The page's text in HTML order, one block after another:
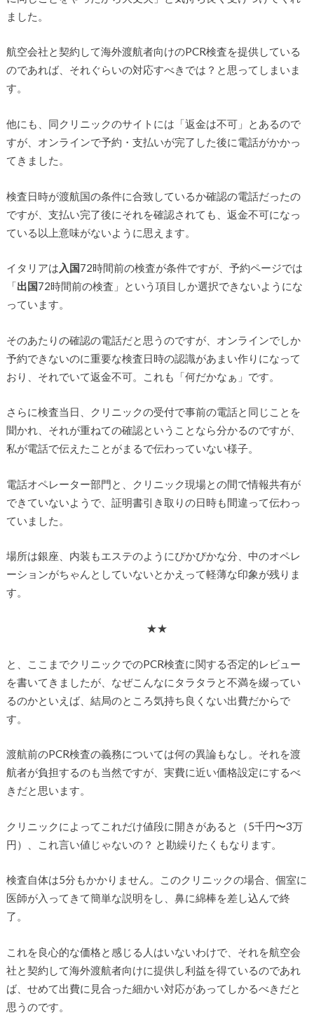
ました。
航空会社と契約して海外渡航者向けのPCR検査を提供している
のであれば、それぐらいの対応すべきでは？と思ってしまいま
す。
他にも、同クリニックのサイトには「返金は不可」とあるので
すが、オンラインで予約・支払いが完了した後に電話がかかっ
てきました。
検査日時が渡航国の条件に合致しているか確認の電話だったの
ですが、支払い完了後にそれを確認されても、返金不可になっ
ている以上意味がないように思えます。
イタリアは 入国72時間前の検査が条件ですが、予約ページでは
「出国72時間前の検査」という項目しか選択できないようにな
っています。
そのあたりの確認の電話だと思うのですが、オンラインでしか
予約できないのに重要な検査日時の認識があまい作りになって
おり、それでいて返金不可。これも「何だかなぁ」です。
さらに検査当日、クリニックの受付で事前の電話と同じことを
聞かれ、それが重ねての確認ということなら分かるのですが、
私が電話で伝えたことがまるで伝わっていない様子。
電話オペレーター部門と、クリニック現場との間で情報共有が
できていないようで、証明書引き取りの日時も間違って伝わっ
ていました。
場所は銀座、内装もエステのようにぴかぴかな分、中のオペレ
ーションがちゃんとしていないとかえって軽薄な印象が残りま
す。
★★
と、ここまでクリニックでのPCR検査に関する否定的レビュー
を書いてきましたが、なぜこんなにタラタラと不満を綴ってい
るのかといえば、結局のところ気持ち良くない出費だからで
す。
渡航前のPCR検査の義務については何の異論もなし。それを渡
航者が負担するのも当然ですが、実費に近い価格設定にするべ
きだと思います。
クリニックによってこれだけ値段に開きがあると（5千円〜3万
円）、これ言い値じゃないの？ と勘繰りたくもなります。
検査自体は5分もかかりません。このクリニックの場合、個室に
医師が入ってきて簡単な説明をし、鼻に綿棒を差し込んで終
了。
これを良心的な価格と感じる人はいないわけで、それを航空会
社と契約して海外渡航者向けに提供し利益を得ているのであれ
ば、せめて出費に見合った細かい対応があってしかるべきだと
思うのです。